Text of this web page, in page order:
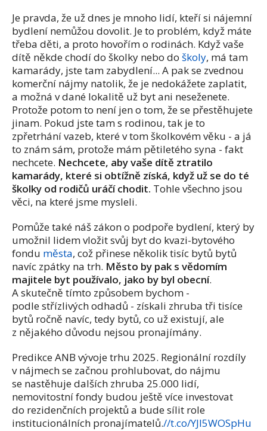
Je pravda, že už dnes je mnoho lidí, kteří si nájemní
bydlení nemůžou dovolit. Je to problém, když máte
třeba děti, a proto hovořím o rodinách. Když vaše
dítě někde chodí do školky nebo do školy, má tam
kamarády, jste tam zabydlení... A pak se zvednou
komerční nájmy natolik, že je nedokážete zaplatit,
a možná v dané lokalitě už byt ani neseženete.
Protože potom to není jen o tom, že se přestěhujete
jinam. Pokud jste tam s rodinou, tak je to
zpřetrhání vazeb, které v tom školkovém věku - a já
to znám sám, protože mám pětiletého syna - fakt
nechcete. Nechcete, aby vaše dítě ztratilo
kamarády, které si obtížně získá, když už se do té
školky od rodičů uráčí chodit. Tohle všechno jsou
věci, na které jsme mysleli.
Pomůže také náš zákon o podpoře bydlení, který by
umožnil lidem vložit svůj byt do kvazi-bytového
fondu města, což přinese několik tisíc bytů bytů
navíc zpátky na trh. Město by pak s vědomím
majitele byt používalo, jako by byl obecní.
A skutečně tímto způsobem bychom -
podle střízlivých odhadů - získali zhruba tři tisíce
bytů ročně navíc, tedy bytů, co už existují, ale
z nějakého důvodu nejsou pronajímány.
Predikce ANB vývoje trhu 2025. Regionální rozdíly
v nájmech se začnou prohlubovat, do nájmu
se nastěhuje dalších zhruba 25.000 lidí,
nemovitostní fondy budou ještě více investovat
do rezidenčních projektů a bude sílit role
institucionálních pronajímatelů.//t.co/YJI5WOSpHu